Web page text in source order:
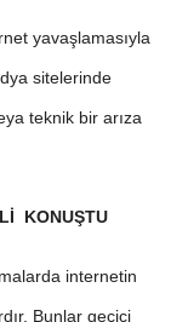
yavaşlamasıyla
sitelerinde
teknik bir arıza
KONUŞTU
internetin
Bunlar geçici